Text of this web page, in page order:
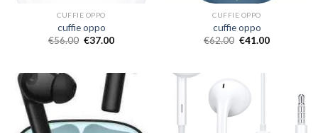
CUFFIE OPPO
cuffie oppo
€56.00 €37.00
CUFFIE OPPO
cuffie oppo
€62.00 €41.00